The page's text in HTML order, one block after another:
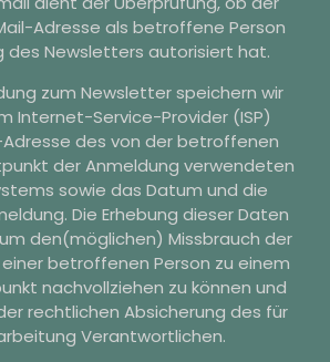
Adresse als betroffene Person
des Newsletters autorisiert hat.
zum Newsletter speichern wir
Internet-Service-Provider (ISP)
des von der betroffenen
der Anmeldung verwendeten
sowie das Datum und die
Die Erhebung dieser Daten
den(möglichen) Missbrauch der
betroffenen Person zu einem
nachvollziehen zu können und
rechtlichen Absicherung des für
Verantwortlichen.